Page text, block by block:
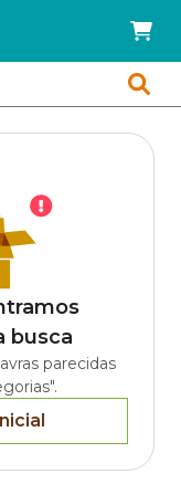
busca
parecidas